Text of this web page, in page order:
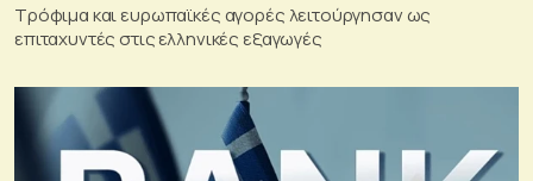
Τρόφιμα και ευρωπαϊκές αγορές λειτούργησαν ως
επιταχυντές στις ελληνικές εξαγωγές